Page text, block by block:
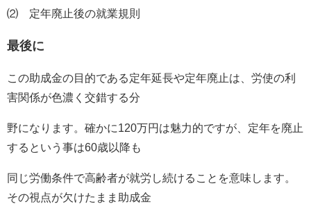
⑵ 定年廃止後の就業規則
最後に
この助成金の目的である定年延長や定年廃止は、労使の利
害関係が色濃く交錯する分
野になります。確かに120万円は魅力的ですが、定年を廃止
するという事は60歳以降も
同じ労働条件で高齢者が就労し続けることを意味します。
その視点が欠けたまま助成金